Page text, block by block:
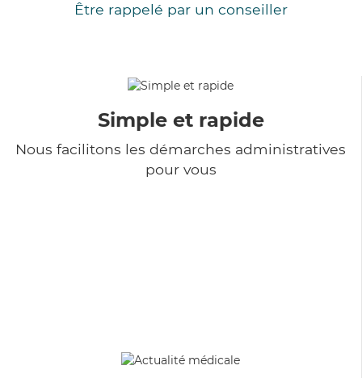
Être rappelé par un conseiller
Simple et rapide
Nous facilitons les démarches administratives
pour vous